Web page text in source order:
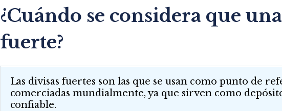
¿Cuándo se considera que
fuerte?
Las divisas fuertes son las que se usan como punto de
comerciadas mundialmente, ya que sirven como
confiable.